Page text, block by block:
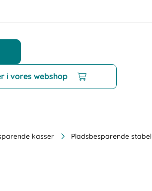
i vores webshop
kasser Pladsbesparende